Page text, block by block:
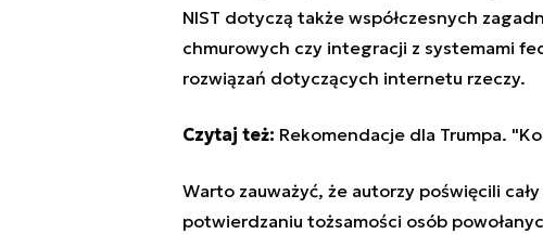
NIST dotyczą także współczesnych
chmurowych czy integracji z systemami
rozwiązań dotyczących internetu rzeczy.
Czytaj też: Rekomendacje dla Trumpa.
Warto zauważyć, że autorzy poświęcili
potwierdzaniu tożsamości osób